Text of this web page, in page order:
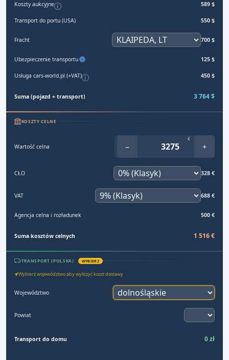
Koszty aukcyjne 589 $
Transport do portu (USA) 550 $
Fracht 700 $
Ubezpieczenie transportu 125 $
Usługa cars-world.pl (+VAT) 450 $
Suma (pojazd + transport) 3 764 $
KOSZTY CELNE
Wartość celna −
€
+
CŁO 328 €
VAT 688 €
Agencja celna i rozładunek 500 €
Suma kosztów celnych 1 516 €
TRANSPORT (POLSKA) WYBIERZ
Wybierz województwo aby wyliczyć koszt dostawy
Województwo
Powiat
Transport do domu 0 zł